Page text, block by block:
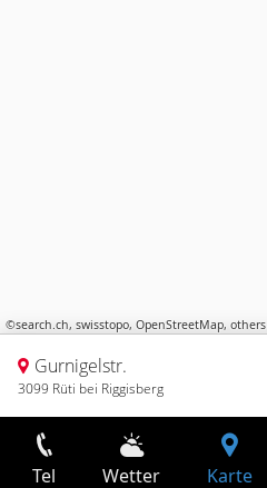
©search.ch, swisstopo, OpenStreetMap, others
Gurnigelstr.
3099 Rüti bei Riggisberg
Tel Wetter Karte